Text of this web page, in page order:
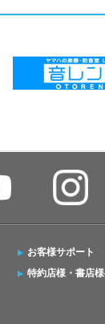
お客様サポート
特約店様・書店